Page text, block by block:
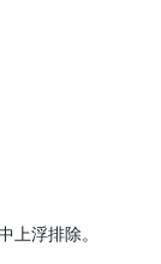
上浮排除。